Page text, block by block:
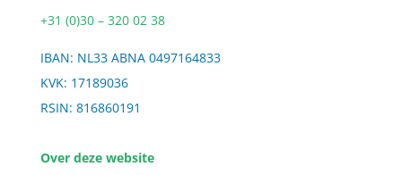
+31 (0)30 – 320 02 38
IBAN: NL33 ABNA 0497164833
KVK: 17189036
RSIN: 816860191
Over deze website